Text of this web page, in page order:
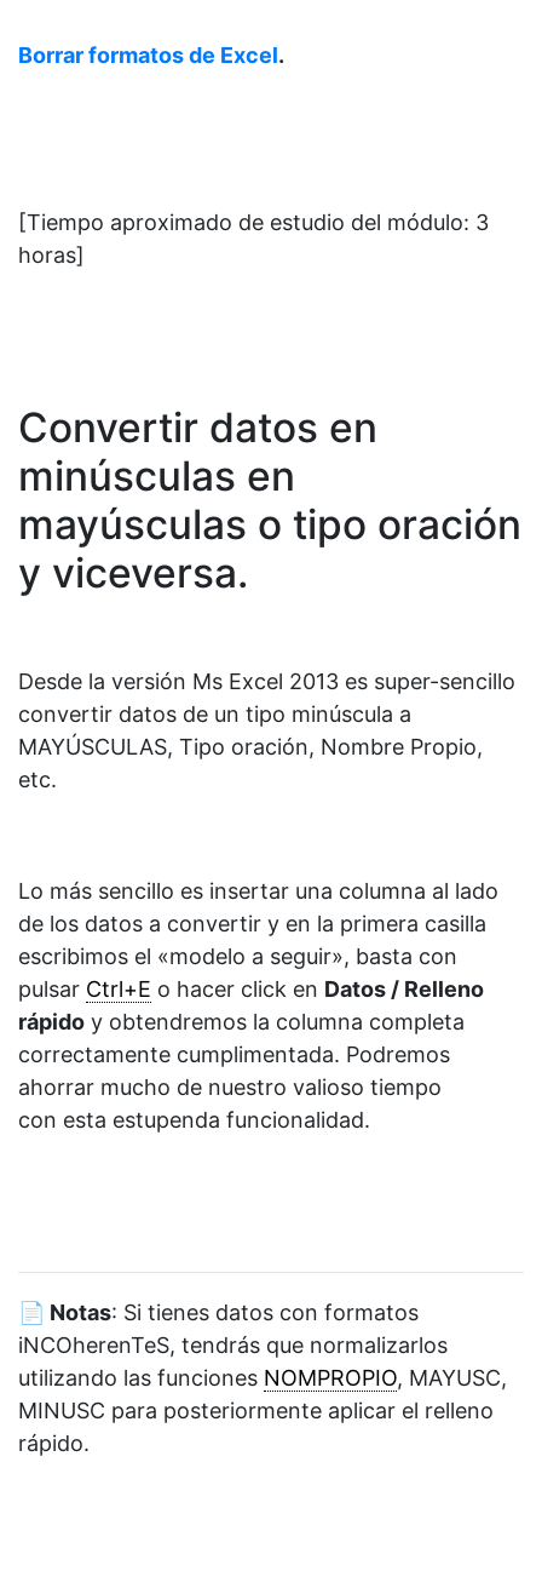
Borrar formatos de Excel.
[Tiempo aproximado de estudio del módulo: 3
horas]
Convertir datos en
minúsculas en
mayúsculas o tipo oración
y viceversa.
Desde la versión Ms Excel 2013 es super-sencillo
convertir datos de un tipo minúscula a
MAYÚSCULAS, Tipo oración, Nombre Propio,
etc.
Lo más sencillo es insertar una columna al lado
de los datos a convertir y en la primera casilla
escribimos el «modelo a seguir», basta con
pulsar Ctrl+E o hacer click en Datos / Relleno
rápido y obtendremos la columna completa
correctamente cumplimentada. Podremos
ahorrar mucho de nuestro valioso tiempo
con esta estupenda funcionalidad.
📄 Notas: Si tienes datos con formatos
iNCOherenTeS, tendrás que normalizarlos
utilizando las funciones NOMPROPIO, MAYUSC,
MINUSC para posteriormente aplicar el relleno
rápido.